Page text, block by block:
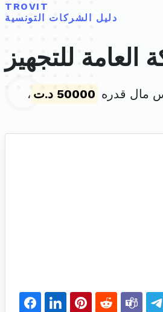
TROVIT
دليل الشركات التونسية
العامة للتجهيز
50000 د.ت
،